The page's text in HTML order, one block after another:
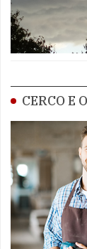
CERCO E